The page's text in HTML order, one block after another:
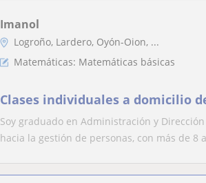
Imanol
Logroño, Lardero, Oyón-Oion, ...
Matemáticas: Matemáticas básicas
Clases individuales a domicilio
Soy graduado en Administración y
hacia la gestión de personas, con más de 8